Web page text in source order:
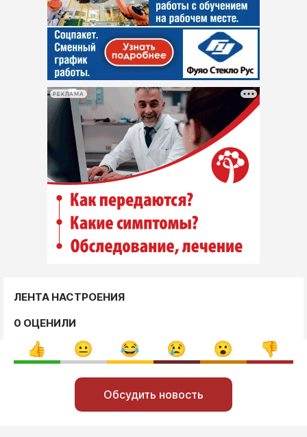
РЕКЛАМА
ЛЕНТА НАСТРОЕНИЯ
0 ОЦЕНИЛИ
Обсудить новость